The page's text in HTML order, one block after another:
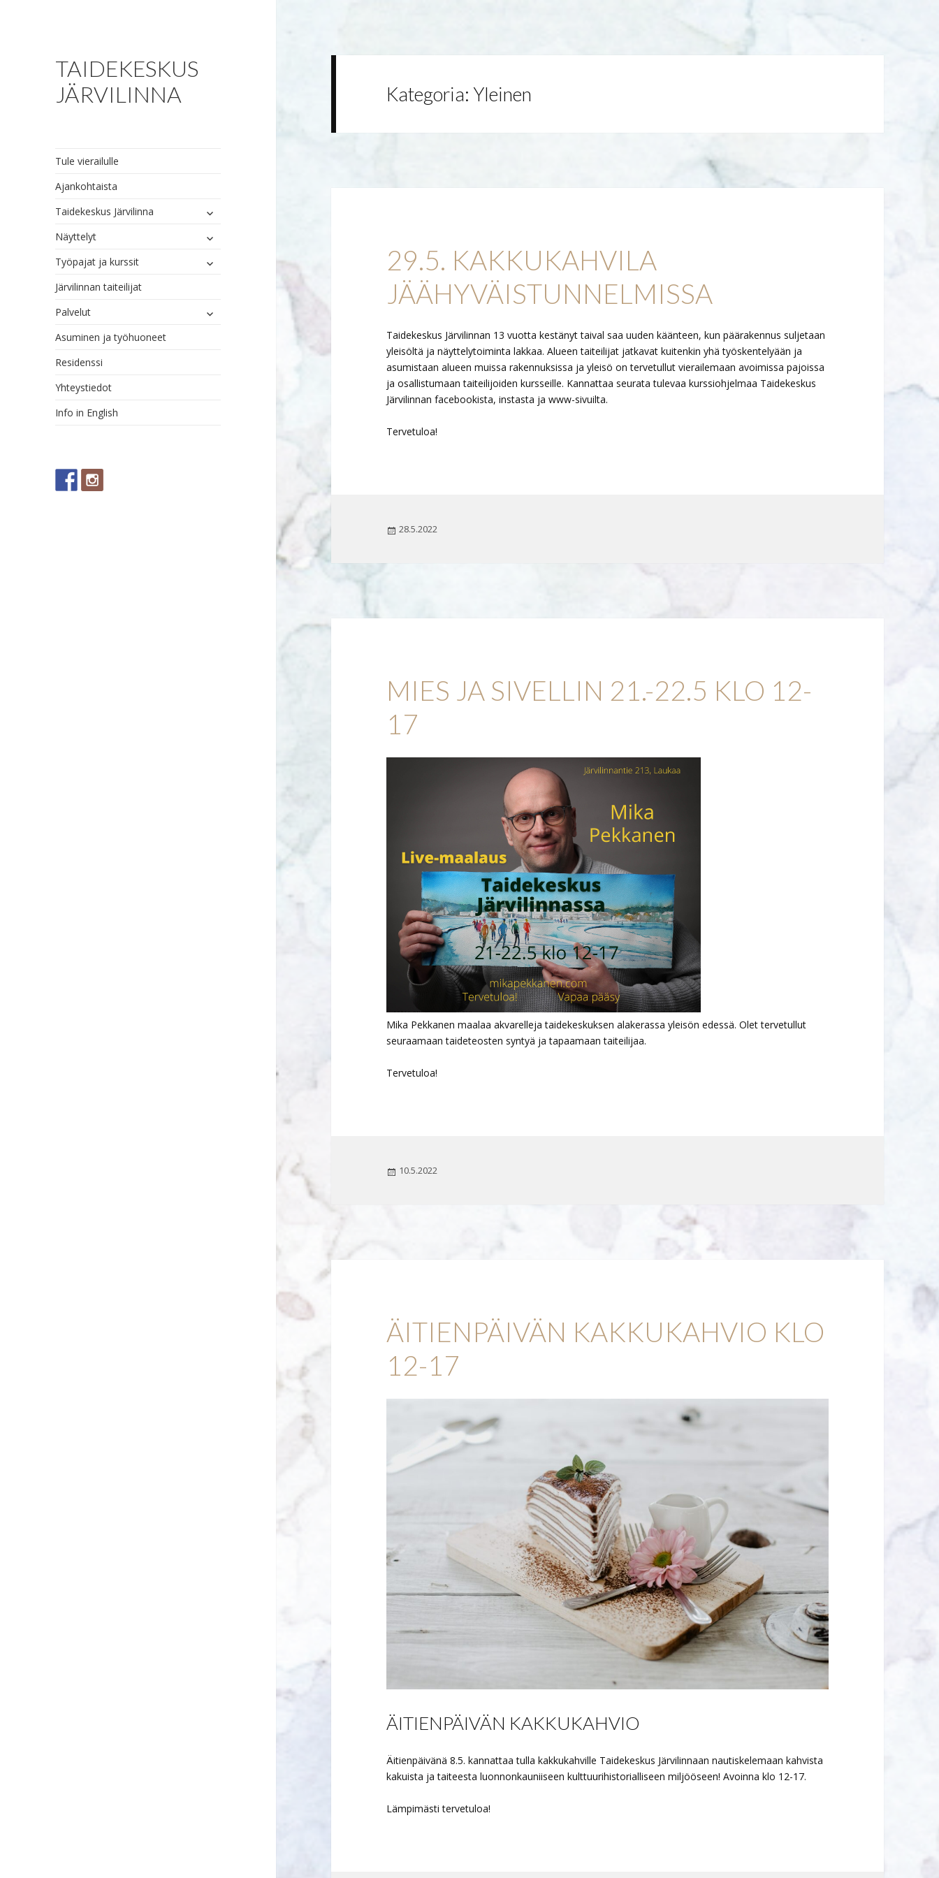
TAIDEKESKUS
JÄRVILINNA
Tule vierailulle
Ajankohtaista
Taidekeskus Järvilinna
näytä
Näyttelyt
näytä
Työpajat ja kurssit
näytä
Järvilinnan taiteilijat
Palvelut
näytä
Asuminen ja työhuoneet
Residenssi
Yhteystiedot
Info in English
Kategoria: Yleinen
29.5. KAKKUKAHVILA
JÄÄHYVÄISTUNNELMISSA
Taidekeskus Järvilinnan 13 vuotta kestänyt taival saa uuden käänteen, kun päärakennus suljetaan
yleisöltä ja näyttelytoiminta lakkaa. Alueen taiteilijat jatkavat kuitenkin yhä työskentelyään ja
asumistaan alueen muissa rakennuksissa ja yleisö on tervetullut vierailemaan avoimissa pajoissa
ja osallistumaan taiteilijoiden kursseille. Kannattaa seurata tulevaa kurssiohjelmaa Taidekeskus
Järvilinnan facebookista, instasta ja www-sivuilta.
Tervetuloa!
Julkaistu
28.5.2022
MIES JA SIVELLIN 21.-22.5 KLO 12-
17
Mika Pekkanen maalaa akvarelleja taidekeskuksen alakerassa yleisön edessä. Olet tervetullut
seuraamaan taideteosten syntyä ja tapaamaan taiteilijaa.
Tervetuloa!
Julkaistu
10.5.2022
ÄITIENPÄIVÄN KAKKUKAHVIO KLO
12-17
ÄITIENPÄIVÄN KAKKUKAHVIO
Äitienpäivänä 8.5. kannattaa tulla kakkukahville Taidekeskus Järvilinnaan nautiskelemaan kahvista
kakuista ja taiteesta luonnonkauniiseen kulttuurihistorialliseen miljööseen! Avoinna klo 12-17.
Lämpimästi tervetuloa!